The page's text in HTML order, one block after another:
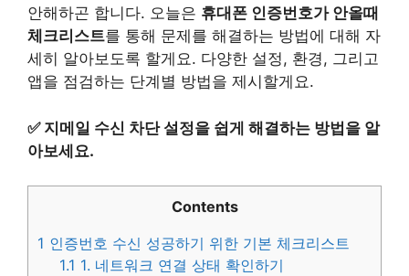
안해하곤 합니다. 오늘은 휴대폰 인증번호가 안올때
체크리스트를 통해 문제를 해결하는 방법에 대해 자
세히 알아보도록 할게요. 다양한 설정, 환경, 그리고
앱을 점검하는 단계별 방법을 제시할게요.
✅ 지메일 수신 차단 설정을 쉽게 해결하는 방법을 알
아보세요.
Contents
1 인증번호 수신 성공하기 위한 기본 체크리스트
1.1 1. 네트워크 연결 상태 확인하기